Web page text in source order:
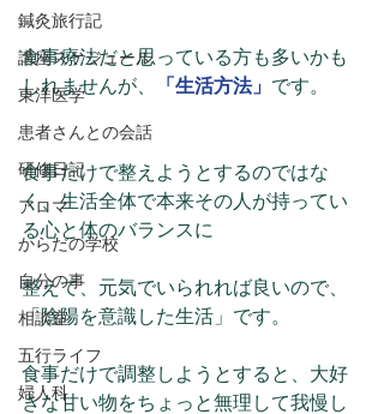
鍼灸旅行記
講座スケジュール
東洋医学
患者さんとの会話
研修日記
アロマ
からだの学校
自分の事
相談室
五行ライフ
婦人科
食事療法だと思っている方も多いかも
しれませんが、
「生活方法」 です。
食事だけで整えようとするのではな
く、生活全体で本来その人が持ってい
る心と体のバランスに
整えて、元気でいられれば良いので、
「陰陽を意識した生活」です。
食事だけで調整しようとすると、大好
きな甘い物をちょっと無理して我慢し